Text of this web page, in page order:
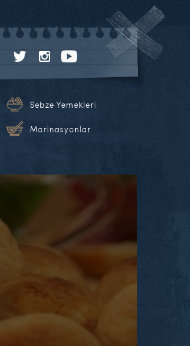
Sebze Yemekleri
Marinasyonlar